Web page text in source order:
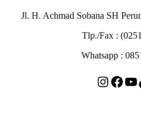
Jl. H. Achmad Sobana SH
Tlp./Fax :
Whatsapp :